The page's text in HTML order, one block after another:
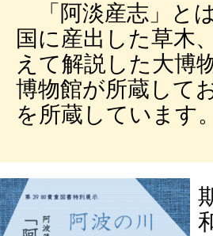
「阿淡産志」と
国に産出した草木
えて解説した大博
博物館が所蔵して
を所蔵しています。